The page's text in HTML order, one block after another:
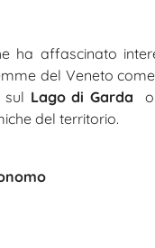
ha affascinato
del Veneto
sul Lago di Garda
del territorio.